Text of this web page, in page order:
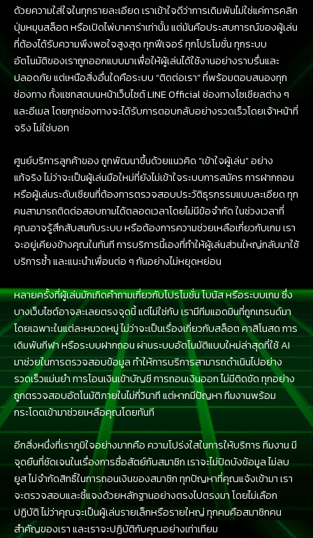
ด้วยความใส่ใจในทุกรายละเอียด เราเข้าใจดีว่าการเดิมพันไม่ใช่แค่การคลิก
ปุ่มหมุนสล็อต หรือเปิดไพ่บาคาร่าเท่านั้น แต่มันคือประสบการณ์ของผู้เล่น
ที่ต้องได้รับความพึงพอใจสูงสุด ทุกฟีเจอร์ ทุกโปรโมชั่น ทุกระบบ
อัตโนมัติของเราถูกออกแบบมาเพื่อให้ผู้เล่นได้ใช้งานอย่างราบรื่นและ
ปลอดภัย แต่เหนือสิ่งอื่นใดคือระบบ “ติดต่อเรา” ที่พร้อมตอบสนองทุก
ช่องทาง ทั้งแชทสดบนหน้าเว็บไซต์ LINE Official ช่องทางโซเชียลต่าง ๆ
และอีเมล โดยทุกช่องทางจะได้รับการตอบกลับอย่างรวดเร็วโดยเจ้าหน้าที่
จริง ไม่ใช่บอท
ศูนย์บริการลูกค้าของ ถูกพัฒนาขึ้นด้วยแนวคิด “เข้าใจผู้เล่น” อย่าง
แท้จริง ไม่ว่าจะเป็นผู้เล่นมือใหม่ที่ยังไม่เข้าใจระบบการสมัคร การฝากถอน
หรือผู้เล่นระดับเซียนที่ต้องการตรวจสอบประวัติธุรกรรมแบบละเอียด ทุก
คนสามารถติดต่อสอบถามได้ตลอดเวลาโดยไม่มีข้อจำกัด ในช่วงเวลาที่
คุณอาจรู้สึกสับสนกับระบบ หรือต้องการความช่วยเหลือเกี่ยวกับเกม เรา
จะอยู่เคียงข้างคุณในทันที การบริการนี้เองที่ทำให้ผู้เล่นส่วนใหญ่กลับมาใช้
บริการซ้ำ และแนะนำเพื่อนต่อ ๆ กันอย่างไม่หยุดหย่อน
หลายครั้งที่ผู้เล่นมักเกิดคำถามเกี่ยวกับโปรโมชั่น โบนัส หรือระบบเกม ซึ่ง
บางเว็บไซต์อาจละเลยตรงจุดนี้ แต่ไม่ใช่กับ เรามีทีมแอดมินที่ถูกเทรนด์มา
โดยเฉพาะในแต่ละหมวดหมู่ ไม่ว่าจะเป็นเรื่องเกี่ยวกับสล็อต คาสิโนสด การ
เดิมพันกีฬา หรือระบบฝากถอน ผ่านระบบอัตโนมัติแบบใหม่ล่าสุดที่ใช้ AI
มาช่วยในการตรวจสอบข้อมูล ทำให้การบริการสามารถดำเนินไปอย่าง
รวดเร็วแม่นยำ การโอนเงินเข้าบัญชี การถอนเงินออก ไม่มีติดขัด ทุกอย่าง
ถูกตรวจสอบอัตโนมัติภายในไม่กี่วินาที แต่หากมีปัญหา ทีมงานพร้อม
กระโดดเข้ามาช่วยเหลือคุณโดยทันที
อีกสิ่งหนึ่งที่เราภูมิใจอย่างมากคือ ความโปร่งใสในการให้บริการ ทีมงาน มี
จุดยืนที่ชัดเจนในเรื่องการซื่อสัตย์กับสมาชิก เราจะไม่ปิดบังข้อมูล ไม่ลบ
ยูส ไม่จำกัดสิทธิ์ในการถอนเงินของสมาชิก ทุกปัญหาที่คุณแจ้งเข้ามา เรา
จะตรวจสอบและชี้แจงด้วยหลักฐานอย่างตรงไปตรงมา โดยไม่เลือก
ปฏิบัติ ไม่ว่าคุณจะเป็นผู้เล่นรายเล็กหรือรายใหญ่ ทุกคนคือสมาชิกคน
สำคัญของเรา และเราจะปฏิบัติกับคุณอย่างเท่าเทียม